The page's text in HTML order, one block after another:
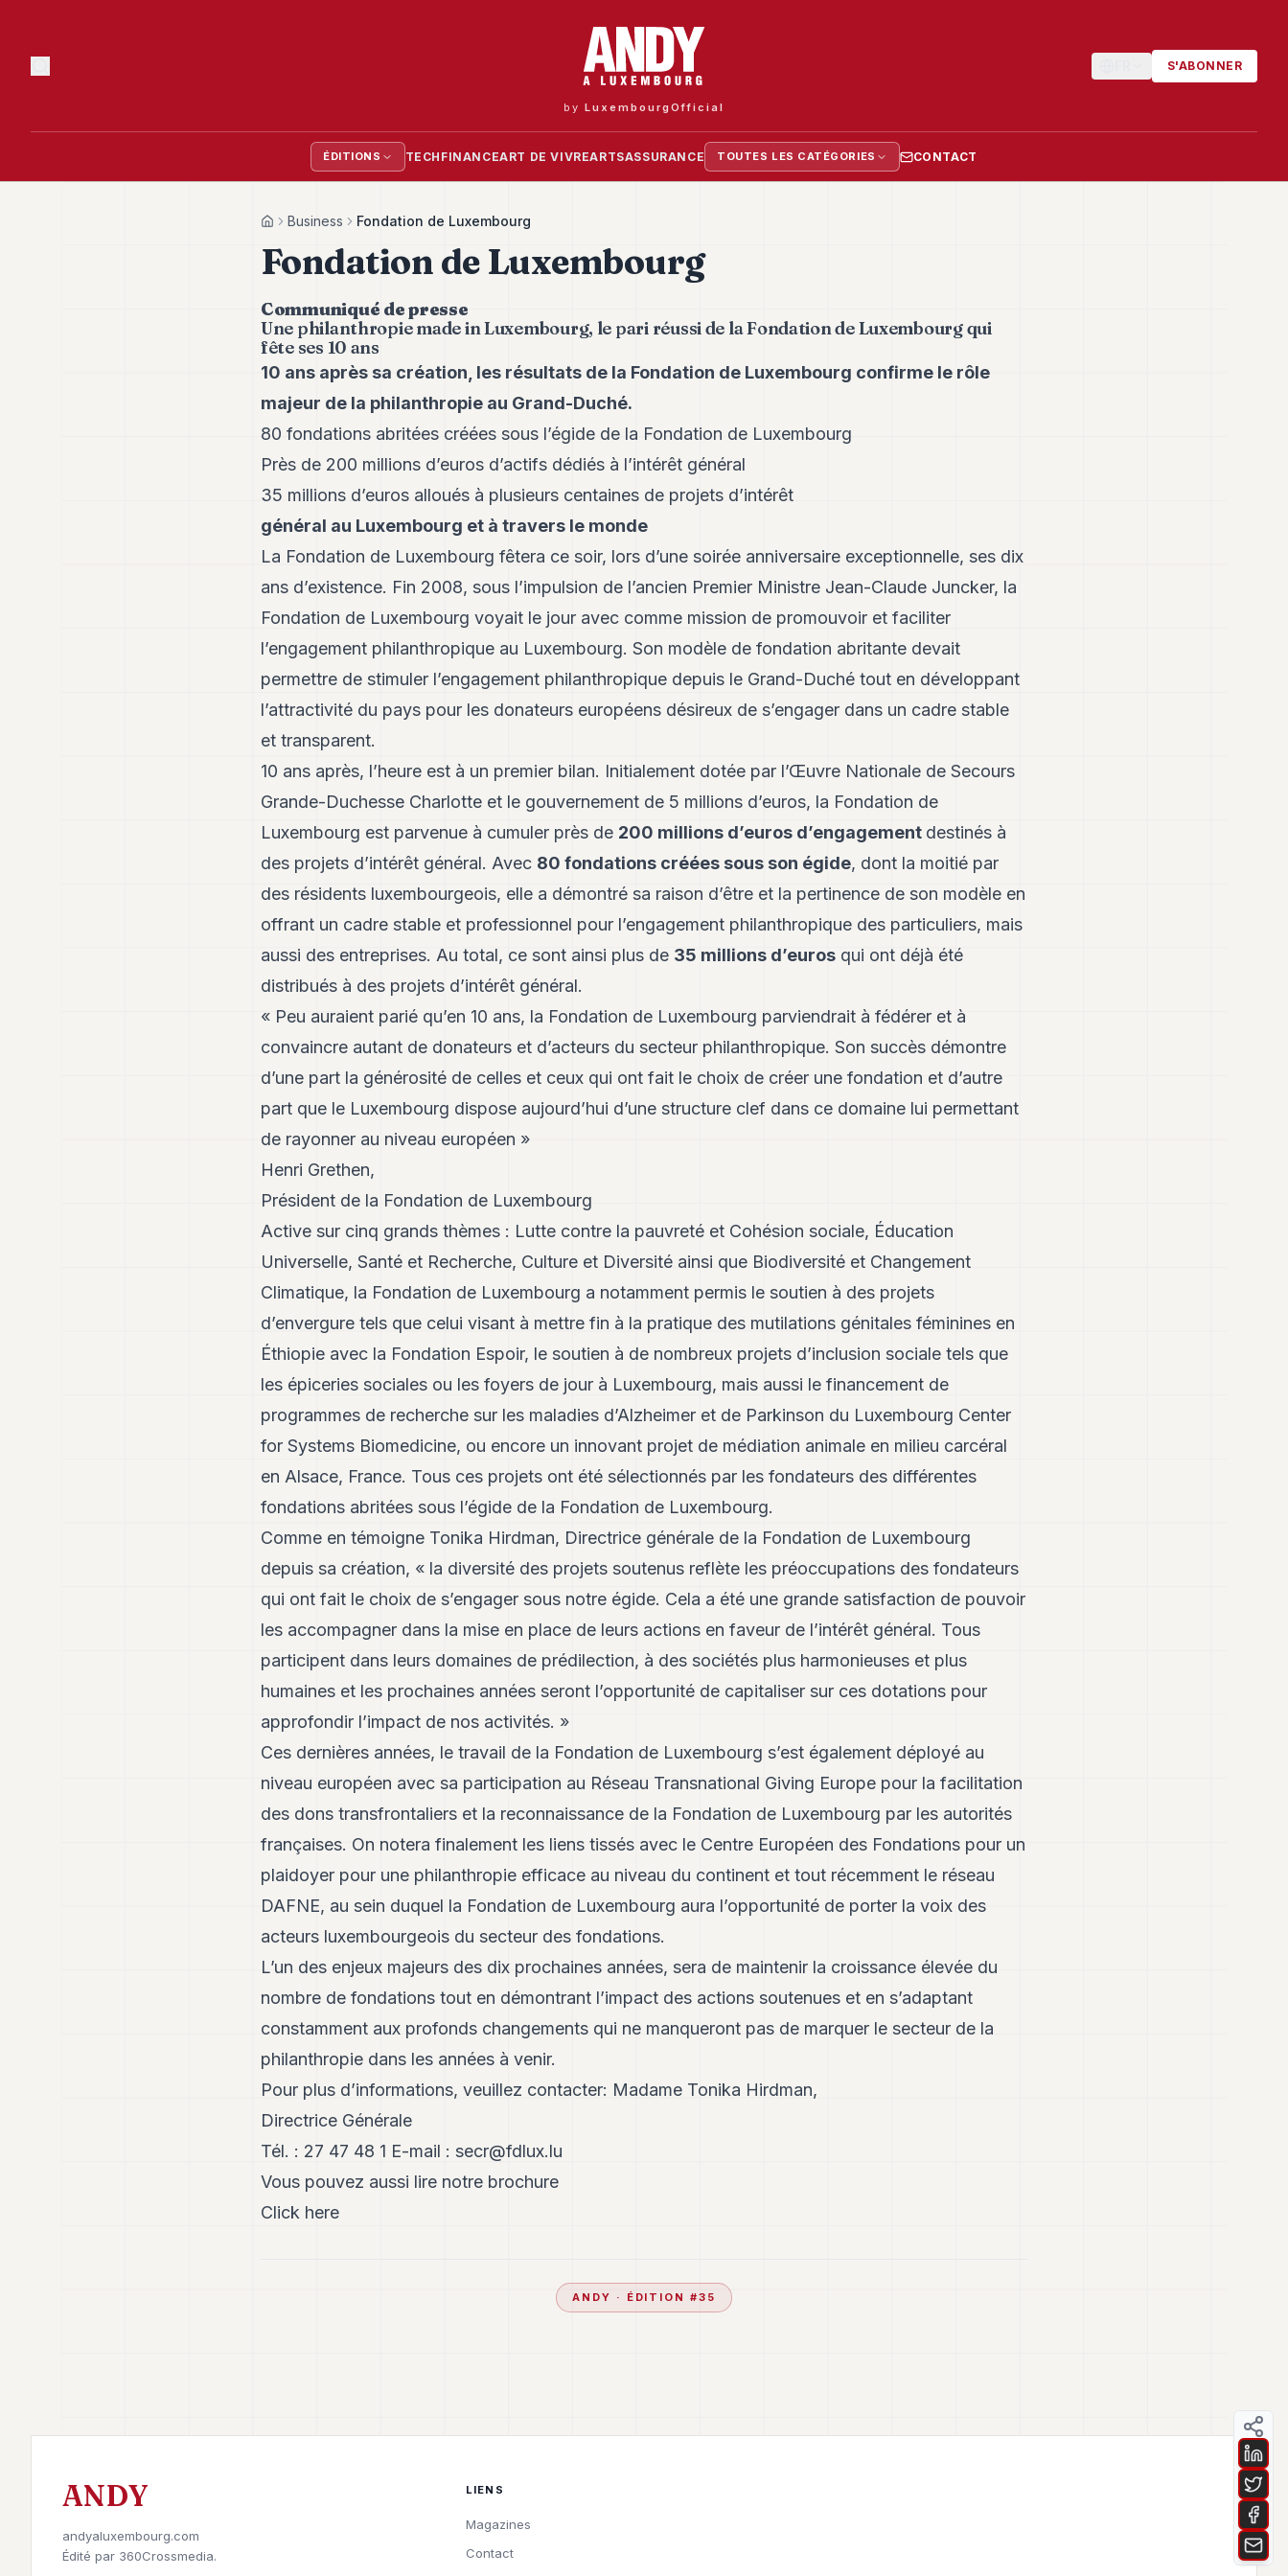
byLuxembourgOfficial
S'ABONNER
ÉDITIONS TECH FINANCEART DE VIVREARTSASSURANCE TOUTES LES CATÉGORIES CONTACT
HomeBusiness Fondation de Luxembourg
Fondation de Luxembourg
Communiqué de presse
Une philanthropiemade in Luxembourg, le pari réussi de la Fondation de Luxembourg qui
fête ses 10 ans
10 ans après sa création, les résultats de la Fondation de Luxembourg confirme le rôle
majeur de la philanthropie au Grand-Duché.
80 fondations abritées créées sous l’égide de la Fondation de Luxembourg
Près de 200 millions d’euros d’actifs dédiés à l’intérêt général
35 millions d’euros alloués à plusieurs centaines de projets d’intérêt
général au Luxembourg et à travers le monde
La Fondation de Luxembourg fêtera ce soir, lors d’une soirée anniversaire exceptionnelle, ses dix
ans d’existence. Fin 2008, sous l’impulsion de l’ancien Premier Ministre Jean-Claude Juncker, la
Fondation de Luxembourg voyait le jour avec comme mission de promouvoir et faciliter
l’engagement philanthropique au Luxembourg. Son modèle de fondation abritante devait
permettre de stimuler l’engagement philanthropique depuis le Grand-Duché tout en développant
l’attractivité du pays pour les donateurs européens désireux de s’engager dans un cadre stable
et transparent.
10 ans après, l’heure est à un premier bilan. Initialement dotée par l’Œuvre Nationale de Secours
Grande-Duchesse Charlotte et le gouvernement de 5 millions d’euros, la Fondation de
Luxembourg est parvenue à cumuler près de 200 millions d’euros d’engagement destinés à
des projets d’intérêt général. Avec 80 fondations créées sous son égide, dont la moitié par
des résidents luxembourgeois, elle a démontré sa raison d’être et la pertinence de son modèle en
offrant un cadre stable et professionnel pour l’engagement philanthropique des particuliers, mais
aussi des entreprises. Au total, ce sont ainsi plus de 35 millions d’euros qui ont déjà été
distribués à des projets d’intérêt général.
« Peu auraient parié qu’en 10 ans, la Fondation de Luxembourg parviendrait à fédérer et à
convaincre autant de donateurs et d’acteurs du secteur philanthropique. Son succès démontre
d’une part la générosité de celles et ceux qui ont fait le choix de créer une fondation et d’autre
part que le Luxembourg dispose aujourd’hui d’une structure clef dans ce domaine lui permettant
de rayonner au niveau européen »
Henri Grethen,
Président de la Fondation de Luxembourg
Active sur cinq grands thèmes : Lutte contre la pauvreté et Cohésion sociale, Éducation
Universelle, Santé et Recherche, Culture et Diversité ainsi que Biodiversité et Changement
Climatique, la Fondation de Luxembourg a notamment permis le soutien à des projets
d’envergure tels que celui visant à mettre fin à la pratique des mutilations génitales féminines en
Éthiopie avec la Fondation Espoir, le soutien à de nombreux projets d’inclusion sociale tels que
les épiceries sociales ou les foyers de jour à Luxembourg, mais aussi le financement de
programmes de recherche sur les maladies d’Alzheimer et de Parkinson du Luxembourg Center
for Systems Biomedicine, ou encore un innovant projet de médiation animale en milieu carcéral
en Alsace, France. Tous ces projets ont été sélectionnés par les fondateurs des différentes
fondations abritées sous l’égide de la Fondation de Luxembourg.
Comme en témoigne Tonika Hirdman, Directrice générale de la Fondation de Luxembourg
depuis sa création, « la diversité des projets soutenus reflète les préoccupations des fondateurs
qui ont fait le choix de s’engager sous notre égide. Cela a été une grande satisfaction de pouvoir
les accompagner dans la mise en place de leurs actions en faveur de l’intérêt général. Tous
participent dans leurs domaines de prédilection, à des sociétés plus harmonieuses et plus
humaines et les prochaines années seront l’opportunité de capitaliser sur ces dotations pour
approfondir l’impact de nos activités. »
Ces dernières années, le travail de la Fondation de Luxembourg s’est également déployé au
niveau européen avec sa participation au Réseau Transnational Giving Europe pour la facilitation
des dons transfrontaliers et la reconnaissance de la Fondation de Luxembourg par les autorités
françaises. On notera finalement les liens tissés avec le Centre Européen des Fondations pour un
plaidoyer pour une philanthropie efficace au niveau du continent et tout récemment le réseau
DAFNE, au sein duquel la Fondation de Luxembourg aura l’opportunité de porter la voix des
acteurs luxembourgeois du secteur des fondations.
L’un des enjeux majeurs des dix prochaines années, sera de maintenir la croissance élevée du
nombre de fondations tout en démontrant l’impact des actions soutenues et en s’adaptant
constamment aux profonds changements qui ne manqueront pas de marquer le secteur de la
philanthropie dans les années à venir.
Pour plus d’informations, veuillez contacter: Madame Tonika Hirdman,
Directrice Générale
Tél. : 27 47 48 1 E-mail : secr@fdlux.lu
Vous pouvez aussi lire notre brochure
Click here
ANDY · ÉDITION #35
ANDY
andyaluxembourg.com
Édité par 360Crossmedia.
LIENS
Magazines
Contact